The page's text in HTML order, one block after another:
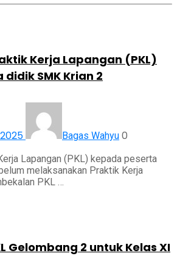
Kerja Lapangan (PKL)
SMK Krian 2
Bagas Wahyu 0
Lapangan (PKL) kepada peserta
melaksanakan Praktik Kerja
PKL …
Gelombang 2 untuk Kelas XI